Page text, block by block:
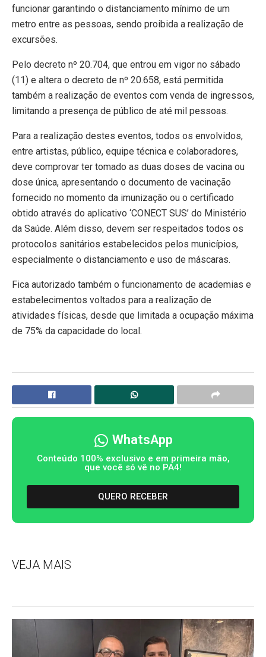
funcionar garantindo o distanciamento mínimo de um
metro entre as pessoas, sendo proibida a realização de
excursões.
Pelo decreto nº 20.704, que entrou em vigor no sábado
(11) e altera o decreto de nº 20.658, está permitida
também a realização de eventos com venda de ingressos,
limitando a presença de público de até mil pessoas.
Para a realização destes eventos, todos os envolvidos,
entre artistas, público, equipe técnica e colaboradores,
deve comprovar ter tomado as duas doses de vacina ou
dose única, apresentando o documento de vacinação
fornecido no momento da imunização ou o certificado
obtido através do aplicativo ‘CONECT SUS’ do Ministério
da Saúde. Além disso, devem ser respeitados todos os
protocolos sanitários estabelecidos pelos municípios,
especialmente o distanciamento e uso de máscaras.
Fica autorizado também o funcionamento de academias e
estabelecimentos voltados para a realização de
atividades físicas, desde que limitada a ocupação máxima
de 75% da capacidade do local.
WhatsApp
Conteúdo 100% exclusivo e em primeira mão,
que você só vê no PA4!
QUERO RECEBER
VEJA MAIS